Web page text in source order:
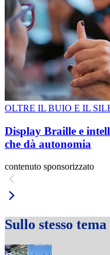
OLTRE IL BUIO E IL
Display Braille e
che dà autonomia
contenuto sponsorizzato
Sullo stesso tema